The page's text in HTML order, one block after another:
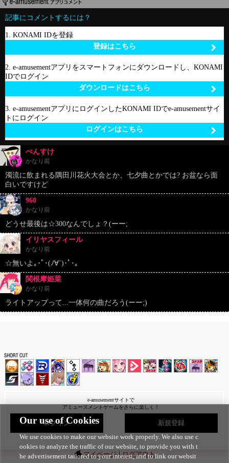
記事にコメントするには？
1. KONAMI IDを登録
登録はこちら
2. e-amusementアプリをスマートフォンにダウンロードし、KONAMI
IDでログイン
ダウンロードはこちら
3. e-amusementアプリにログインしたKONAMI IDでe-amusementサイ
トにログイン
ログインはこちら
ぺんすけ
かなり前
濁流に飲まれる隅田川花火大会とか、七夕曲とかでは? お盆なら面
白いですけど
960
かなり前
どうせ最後は☆300なんでしょ？(ーー;
イリヤスフィール
かなり前
☆無いよ｡･ﾟ･(ﾉ∀`)･ﾟ･｡
関根摩姫菜
かなり前
ライトアップって...一体何の曲だろう(ーー;)
e-amusementサイトで
アミューズメントゲームをさらに楽しく！
ログイン 新規登録
マイページ|ログアウト
Our use of Cookies
We use cookies to make our website work properly. We also use c
ookies to analyze the traffic of our website, to provide you with t
he advertisement tailored to your interest, and to link our websit